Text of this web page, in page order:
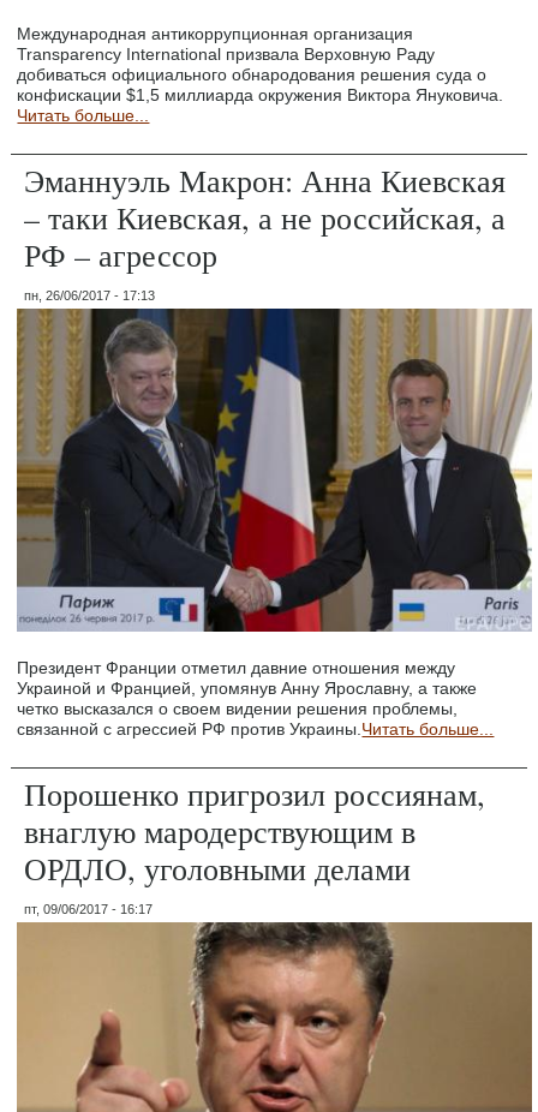
Международная антикоррупционная организация
Transparency International призвала Верховную Раду
добиваться официального обнародования решения суда о
конфискации $1,5 миллиарда окружения Виктора Януковича.
Читать больше...
Эманнуэль Макрон: Анна Киевская
– таки Киевская, а не российская, а
РФ – агрессор
пн, 26/06/2017 - 17:13
Президент Франции отметил давние отношения между
Украиной и Францией, упомянув Анну Ярославну, а также
четко высказался о своем видении решения проблемы,
связанной с агрессией РФ против Украины. Читать больше...
Порошенко пригрозил россиянам,
внаглую мародерствующим в
ОРДЛО, уголовными делами
пт, 09/06/2017 - 16:17